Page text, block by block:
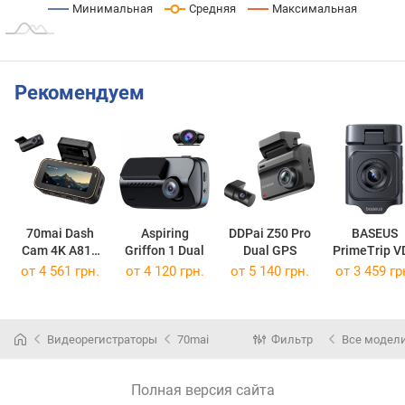
Минимальная Средняя Максимальная
Рекомендуем
70mai Dash
Cam 4K A810
Lite+RC21
Aspiring
Griffon 1 Dual
DDPai Z50 Pro
Dual GPS
BASEUS
PrimeTrip
Pro
от 4 561 грн. от 4 120 грн. от 5 140 грн. от 3 459
Видеорегистраторы 70mai Фильтр Все
Полная версия сайта